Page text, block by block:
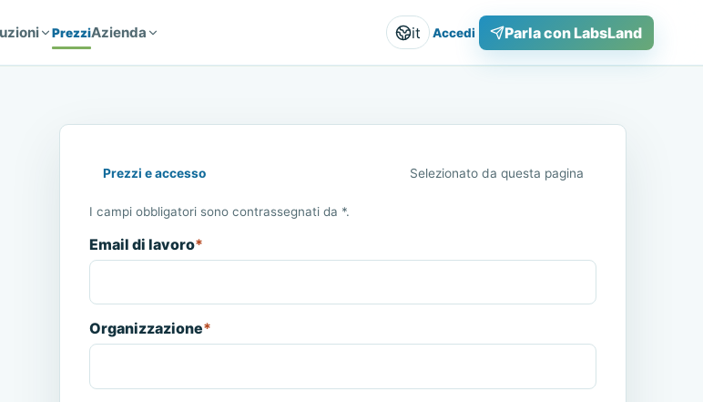
PrezziAzienda it Accedi Parla con LabsLand
Prezzi e accesso Selezionato da questa pagina
I campi obbligatori sono contrassegnati da *.
Email di lavoro*
Organizzazione*